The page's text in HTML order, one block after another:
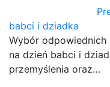
babci i dziadka
Wybór
na dzień babci i
przemyślenia oraz…